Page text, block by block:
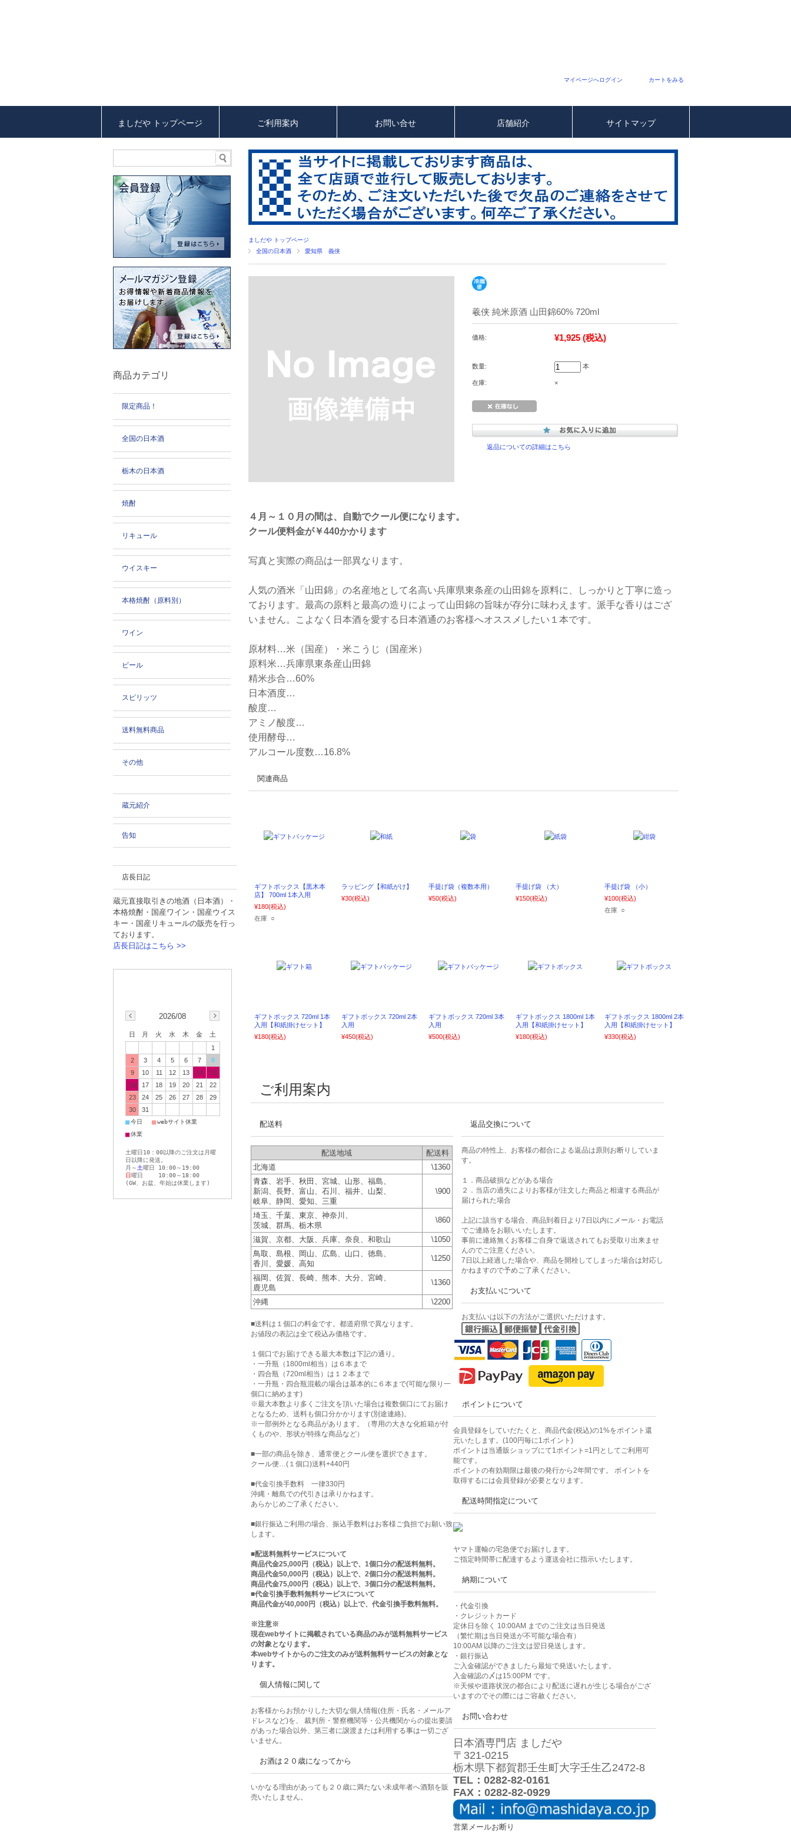
マイページへログイン カートをみる
ましだや トップページ ご利用案内 お問い合せ 店舗紹介 サイトマップ
ましだや トップページ
全国の日本酒
愛知県 義侠
羲侠 純米原酒 山田錦60% 720ml
価格: ¥1,925 (税込)
数量: 本
在庫: ×
返品についての詳細はこちら
４月～１０月の間は、自動でクール便になります。
クール便料金が￥440かかります
写真と実際の商品は一部異なります。
人気の酒米「山田錦」の名産地として名高い兵庫県東条産の山田錦を原料に、しっかりと丁寧に造っ
ております。最高の原料と最高の造りによって山田錦の旨味が存分に味わえます。派手な香りはござ
いません。こよなく日本酒を愛する日本酒通のお客様へオススメしたい１本です。
原材料…米（国産）・米こうじ（国産米）
原料米…兵庫県東条産山田錦
精米歩合…60%
日本酒度…
酸度…
アミノ酸度…
使用酵母…
アルコール度数…16.8%
関連商品
ギフトボックス【黒木本
店】 700ml 1本入用
¥180(税込)
在庫 ○
ラッピング【和紙がけ】
¥30(税込)
手提げ袋（複数本用）
¥50(税込)
手提げ袋 （大）
¥150(税込)
手提げ袋 （小）
¥100(税込)
在庫 ○
ギフトボックス 720ml 1本
入用【和紙掛けセット】
¥180(税込)
ギフトボックス 720ml 2本
入用
¥450(税込)
ギフトボックス 720ml 3本
入用
¥500(税込)
ギフトボックス 1800ml 1本
入用【和紙掛けセット】
¥180(税込)
ギフトボックス 1800ml 2本
入用【和紙掛けセット】
¥330(税込)
ご利用案内
配送料
配送地域
配送料
北海道
\1360
青森、岩手、秋田、宮城、山形、福島、
新潟、長野、富山、石川、福井、山梨、
岐阜、静岡、愛知、三重
\900
埼玉、千葉、東京、神奈川、
茨城、群馬、栃木県
\860
滋賀、京都、大阪、兵庫、奈良、和歌山
\1050
鳥取、島根、岡山、広島、山口、徳島、
香川、愛媛、高知
\1250
福岡、佐賀、長崎、熊本、大分、宮崎、
鹿児島
\1360
沖縄 \2200
■送料は１個口の料金です。都道府県で異なります。
お値段の表記は全て税込み価格です。
１個口でお届けできる最大本数は下記の通り。
・一升瓶（1800ml相当）は６本まで
・四合瓶（720ml相当）は１２本まで
・一升瓶・四合瓶混載の場合は基本的に６本まで(可能な限り一
個口に納めます)
※最大本数より多くご注文を頂いた場合は複数個口にてお届け
となるため、送料も個口分かかります(別途連絡)。
※一部例外となる商品があります。（専用の大きな化粧箱が付
くものや、形状が特殊な商品など）
■一部の商品を除き、通常便とクール便を選択できます。
クール便…(１個口)送料+440円
■代金引換手数料 一律330円
沖縄・離島での代引きは承りかねます。
あらかじめご了承ください。
■銀行振込ご利用の場合、振込手数料はお客様ご負担でお願い致
します。
■配送料無料サービスについて
商品代金25,000円（税込）以上で、1個口分の配送料無料。
商品代金50,000円（税込）以上で、2個口分の配送料無料。
商品代金75,000円（税込）以上で、3個口分の配送料無料。
■代金引換手数料無料サービスについて
商品代金が40,000円（税込）以上で、代金引換手数料無料。
※注意※
現在webサイトに掲載されている商品のみが送料無料サービス
の対象となります。
本webサイトからのご注文のみが送料無料サービスの対象とな
ります。
個人情報に関して
お客様からお預かりした大切な個人情報(住所・氏名・メールア
ドレスなど)を、 裁判所・警察機関等・公共機関からの提出要請
があった場合以外、第三者に譲渡または利用する事は一切ござ
いません。
お酒は２０歳になってから
いかなる理由があっても２０歳に満たない未成年者へ酒類を販
売いたしません。
返品交換について
商品の特性上、お客様の都合による返品は原則お断りしていま
す。
１．商品破損などがある場合
２．当店の過失によりお客様が注文した商品と相違する商品が
届けられた場合
上記に該当する場合、商品到着日より7日以内にメール・お電話
でご連絡をお願いいたします。
事前に連絡無くお客様ご自身で返送されてもお受取り出来ませ
んのでご注意ください。
7日以上経過した場合や、商品を開栓してしまった場合は対応し
かねますので予めご了承ください。
お支払いについて
お支払いは以下の方法がご選択いただけます。
ポイントについて
会員登録をしていだたくと、商品代金(税込)の1%をポイント還
元いたします。(100円毎に1ポイント)
ポイントは当通販ショップにて1ポイント=1円としてご利用可
能です。
ポイントの有効期限は最後の発行から2年間です。 ポイントを
取得するには会員登録が必要となります。
配送時間指定について
ヤマト運輸の宅急便でお届けします。
ご指定時間帯に配達するよう運送会社に指示いたします。
納期について
・代金引換
・クレジットカード
定休日を除く 10:00AM までのご注文は当日発送
（繁忙期は当日発送が不可能な場合有）
10:00AM 以降のご注文は翌日発送します。
・銀行振込
ご入金確認ができましたら最短で発送いたします。
入金確認の〆は15:00PM です。
※天候や道路状況の都合により配送に遅れが生じる場合がござ
いますのでその際にはご容赦ください。
お問い合わせ
日本酒専門店 ましだや
〒321-0215
栃木県下都賀郡壬生町大字壬生乙2472-8
TEL：0282-82-0161
FAX：0282-82-0929
営業メールお断り
商品カテゴリ
限定商品！
全国の日本酒
栃木の日本酒
焼酎
リキュール
ウイスキー
本格焼酎（原料別）
ワイン
ビール
スピリッツ
送料無料商品
その他
蔵元紹介
告知
店長日記
蔵元直接取引きの地酒（日本酒）・
本格焼酎・国産ワイン・国産ウイス
キー・国産リキュールの販売を行っ
ております。
店長日記はこちら >>
2026/08
日 月 火 水 木 金
土
1
2
3 4 5 6 7
8
9
10 11 12 13 14
15
16
17 18 19 20 21
22
23
24 25 26 27 28
29
30
31
■今日 ■webサイト休業
■休業
土曜日10：00以降のご注文は月曜
日以降に発送。
月～ 土曜日 10:00～19:00
日曜日 10:00～18:00
(GW、お盆、年始は休業します)